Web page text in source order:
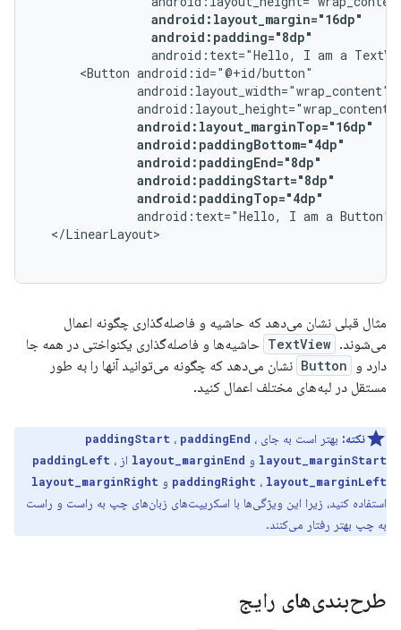
android:padding="8dp"
android:text="Hello,
I am a
<Button
android:paddingTop="4dp"
android:text="Hello,
I am a Button"
مثال قبلی نشان می‌دهد که حاشیه و فاصله‌گذاری چگونه اعمال
می‌شوند. TextView حاشیه‌ها و فاصله‌گذاری یکنواختی در همه جا
دارد و
Button نشان می‌دهد که چگونه می‌توانید آنها را به طور
مستقل در لبه‌های مختلف اعمال کنید.
نکته: بهتر است به جای paddingStart ، paddingEnd ،
layout_marginStart و layout_marginEnd از paddingLeft ،
paddingRight ، layout_marginLeft و layout_marginRight
استفاده کنید، زیرا این ویژگی‌ها با اسکریپت‌های زبان‌های چپ به راست و راست
به چپ بهتر رفتار می‌کنند.
طرح‌بندی‌های رایج